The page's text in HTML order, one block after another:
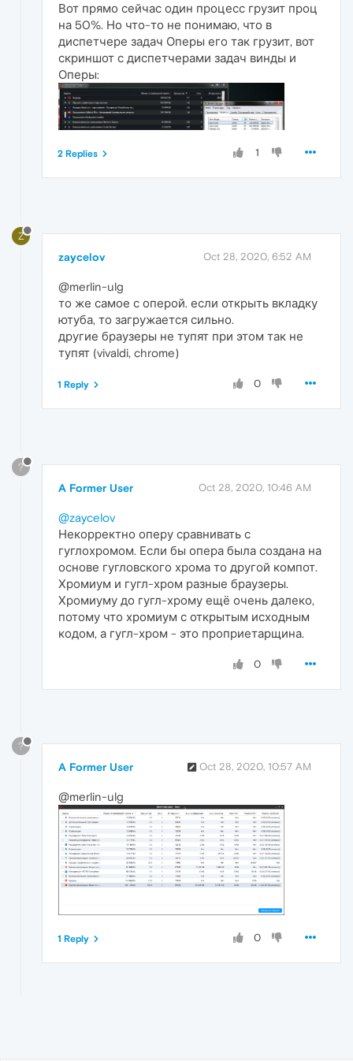
Вот прямо сейчас один процесс грузит проц
на 50%. Но что-то не понимаю, что в
диспетчере задач Оперы его так грузит, вот
скриншот с диспетчерами задач винды и
Оперы:
1
2 Replies
Z
zaycelov Oct 28, 2020, 6:52 AM
@merlin-ulg
то же самое с оперой. если открыть вкладку
ютуба, то загружается сильно.
другие браузеры не тупят при этом так не
тупят (vivaldi, chrome)
0
1 Reply
?
A Former User Oct 28, 2020, 10:46 AM
@zaycelov
Некорректно оперу сравнивать с
гуглохромом. Если бы опера была создана на
основе гугловского хрома то другой компот.
Хромиум и гугл-хром разные браузеры.
Хромиуму до гугл-хрому ещё очень далеко,
потому что хромиум с открытым исходным
кодом, а гугл-хром - это проприетарщина.
0
?
A Former User Oct 28, 2020, 10:57 AM
@merlin-ulg
0
1 Reply